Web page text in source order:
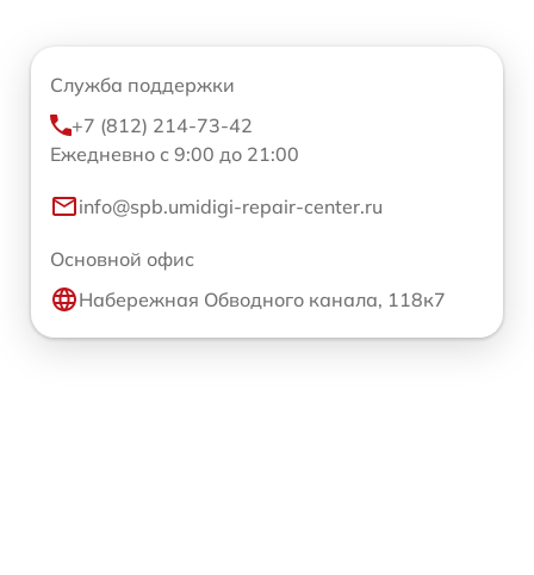
Служба поддержки
+7 (812) 214-73-42
Ежедневно с 9:00 до 21:00
info@spb.umidigi-repair-center.ru
Основной офис
Набережная Обводного канала, 118к7